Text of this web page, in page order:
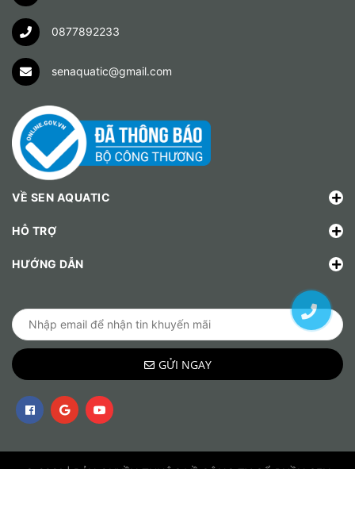
0877892233
senaquatic@gmail.com
VỀ SEN AQUATIC
HỖ TRỢ
HƯỚNG DẪN
GỬI NGAY
© 2021 | BẢN QUYỀN THUỘC VỀ CÔNG TY CỔ PHẦN SEN